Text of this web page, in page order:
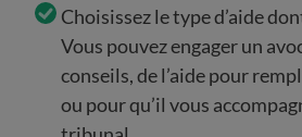
Choisissez le type d’aide
Vous pouvez engager un
conseils, de l’aide pour
ou pour qu’il vous